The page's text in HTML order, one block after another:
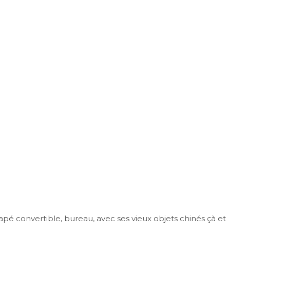
convertible, bureau, avec ses vieux objets chinés çà et